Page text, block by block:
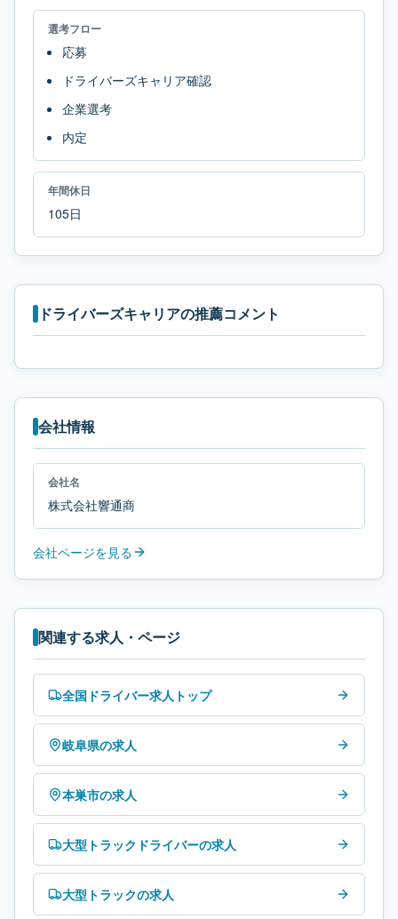
選考フロー
応募
ドライバーズキャリア確認
企業選考
内定
年間休日
105日
ドライバーズキャリアの推薦コメント
会社情報
会社名
株式会社響通商
会社ページを見る
関連する求人・ページ
全国ドライバー求人トップ
岐阜県の求人
本巣市の求人
大型トラックドライバーの求人
大型トラックの求人